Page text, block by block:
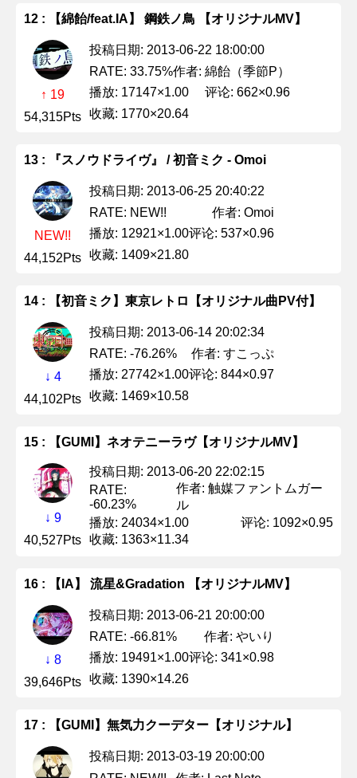
12 : 【綿飴/feat.IA】 鋼鉄ノ鳥 【オリジナルMV】
↑ 19
54,315Pts
投稿日期: 2013-06-22 18:00:00
RATE: 33.75%作者: 綿飴（季節P）
播放: 17147×1.00
评论: 662×0.96
收藏: 1770×20.64
13 : 『スノウドライヴ』 / 初音ミク - Omoi
NEW!!
44,152Pts
投稿日期: 2013-06-25 20:40:22
RATE: NEW!!
作者: Omoi
播放: 12921×1.00评论: 537×0.96
收藏: 1409×21.80
14 : 【初音ミク】東京レトロ【オリジナル曲PV付】
↓ 4
44,102Pts
投稿日期: 2013-06-14 20:02:34
RATE: -76.26%
作者: すこっぷ
播放: 27742×1.00评论: 844×0.97
收藏: 1469×10.58
15 : 【GUMI】ネオテニーラヴ【オリジナルMV】
↓ 9
40,527Pts
投稿日期: 2013-06-20 22:02:15
RATE:
-60.23%
作者: 触媒ファントムガー
ル
播放: 24034×1.00
评论: 1092×0.95
收藏: 1363×11.34
16 : 【IA】 流星&Gradation 【オリジナルMV】
↓ 8
39,646Pts
投稿日期: 2013-06-21 20:00:00
RATE: -66.81%
作者: やいり
播放: 19491×1.00评论: 341×0.98
收藏: 1390×14.26
17 : 【GUMI】無気力クーデター【オリジナル】
投稿日期: 2013-03-19 20:00:00